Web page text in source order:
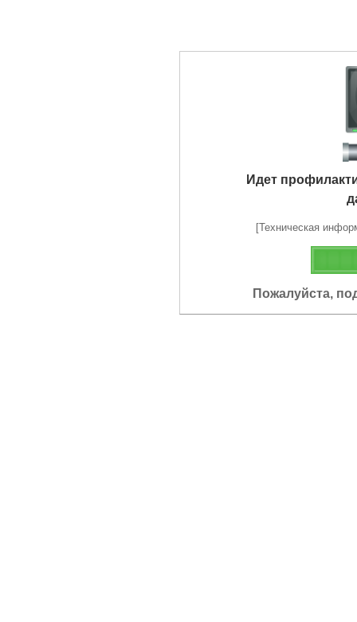
Идет
[Техническая
Пожалуйста,